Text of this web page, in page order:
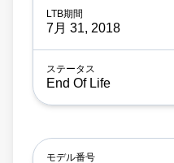
7月 31, 2018
End Of Life